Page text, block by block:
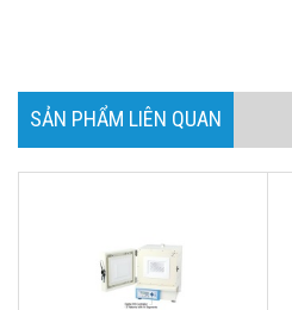
SẢN PHẨM LIÊN QUAN